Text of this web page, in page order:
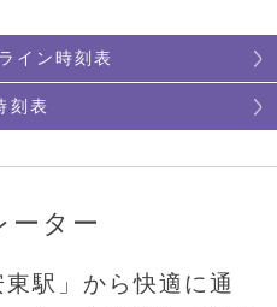
イン時刻表
刻表
ーター
駅」から快適に通